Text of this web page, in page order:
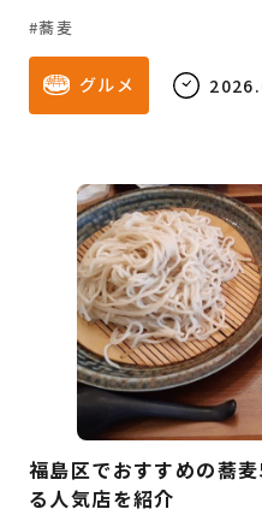
蕎麦
グルメ
福島区でおすすめの蕎
る人気店を紹介